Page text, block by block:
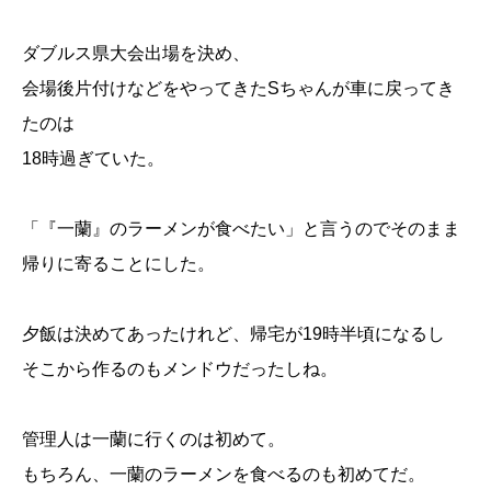
ダブルス県大会出場を決め、
会場後片付けなどをやってきたSちゃんが車に戻ってき
たのは
18時過ぎていた。
「『一蘭』のラーメンが食べたい」と言うのでそのまま
帰りに寄ることにした。
夕飯は決めてあったけれど、帰宅が19時半頃になるし
そこから作るのもメンドウだったしね。
管理人は一蘭に行くのは初めて。
もちろん、一蘭のラーメンを食べるのも初めてだ。